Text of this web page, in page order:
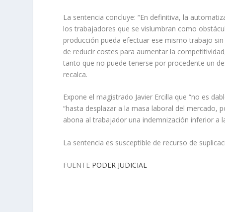
La sentencia concluye: “En definitiva, la
los trabajadores que se vislumbran como
producción pueda efectuar ese mismo trabajo
de reducir costes para aumentar la
tanto que no puede tenerse por procedente un
recalca.
Expone el magistrado Javier Ercilla que “no es
“hasta desplazar a la masa laboral del mercado,
abona al trabajador una indemnización inferior a
La sentencia es susceptible de recurso de
FUENTE PODER JUDICIAL